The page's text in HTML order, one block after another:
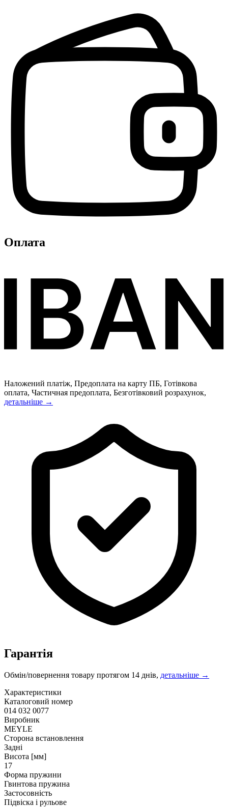
Оплата
Наложений платіж, Предоплата на карту ПБ, Готівкова
оплата, Частичная предоплата, Безготівковий розрахунок,
детальніше →
Гарантія
Обмін/повернення товару протягом 14 днів, детальніше →
Характеристики
Каталоговий номер
014 032 0077
Виробник
MEYLE
Сторона встановлення
Задні
Висота [мм]
17
Форма пружини
Гвинтова пружина
Застосовність
Підвіска і рульове